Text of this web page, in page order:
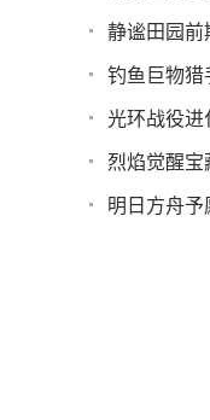
钓鱼巨物猎
光环战役进
明日方舟